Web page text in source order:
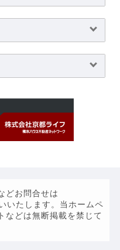
どお問合せは
たします。当ホームペ
などは無断掲載を禁じて